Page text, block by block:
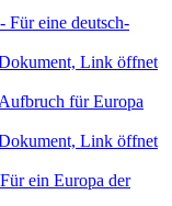
Für eine deutsch-
Link öffnet
für Europa
Link öffnet
ein Europa der